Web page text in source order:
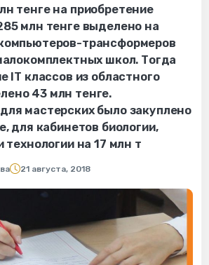
тенге на приобретение
млн тенге выделено на
трансформеров
школ. Тогда
ІТ классов из областного
43 млн тенге.
мастерских было закуплено
для кабинетов биологии,
технологии на 17 млн т
21 августа, 2018